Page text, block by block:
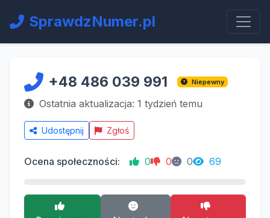
SprawdzNumer.pl
+48 486 039 991 Niepewny
Ostatnia aktualizacja: 1 tydzień temu
Udostępnij Zgłoś
Ocena społeczności: 0 0 0 69